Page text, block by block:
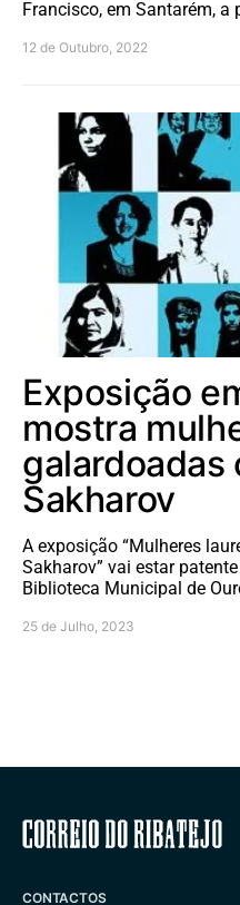
Francisco, em Santarém, a
12 de Outubro, 2022
Exposição
mostra
galardoadas
Sakharov
A exposição “Mulheres
Sakharov” vai estar
Biblioteca Municipal de
25 de Julho, 2023
Correio
CONTACTOS